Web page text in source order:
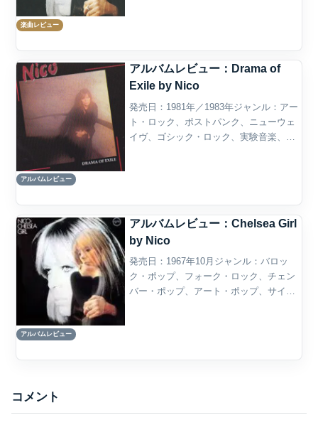
楽曲レビュー
アルバムレビュー
アルバムレビュー：Drama of
Exile by Nico
発売日：1981年／1983年ジャンル：アー
ト・ロック、ポストパンク、ニューウェ
イヴ、ゴシック・ロック、実験音楽、ダ
アルバムレビュー
アルバムレビュー：Chelsea Girl
by Nico
発売日：1967年10月ジャンル：バロッ
ク・ポップ、フォーク・ロック、チェン
バー・ポップ、アート・ポップ、サイケ
コメント